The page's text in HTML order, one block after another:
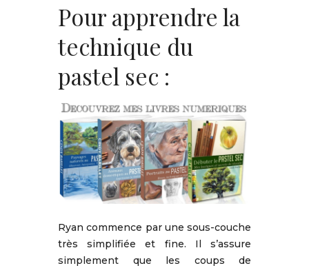
Pour apprendre la
technique du
pastel sec :
Ryan commence par une sous-couche
très simplifiée et fine. Il s’assure
simplement que les coups de